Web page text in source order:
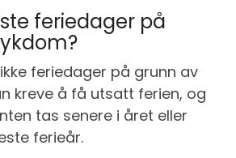
feriedager på
feriedager på grunn av
kreve å få utsatt ferien, og
tas senere i året eller
ferieår.